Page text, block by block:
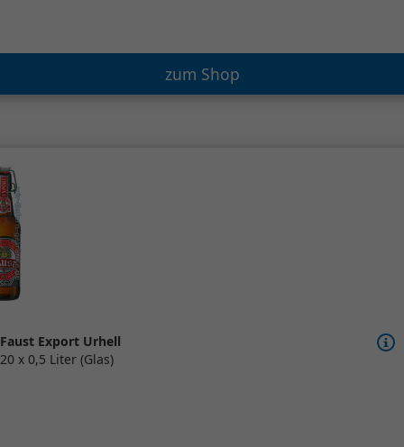
zum Shop
Faust Export Urhell
20 x 0,5 Liter (Glas)